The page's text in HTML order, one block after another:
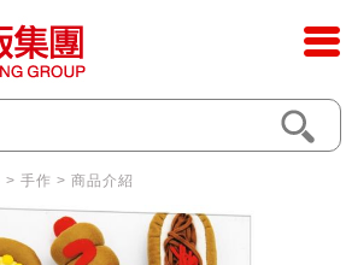
> 手作 > 商品介紹